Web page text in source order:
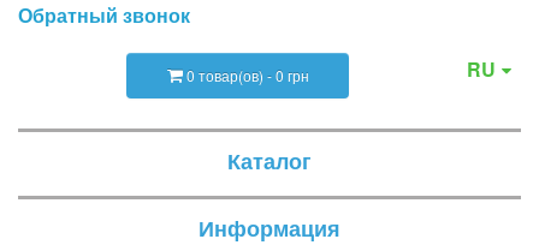
Обратный звонок
RU
0 товар(ов) - 0 грн
Каталог
Информация